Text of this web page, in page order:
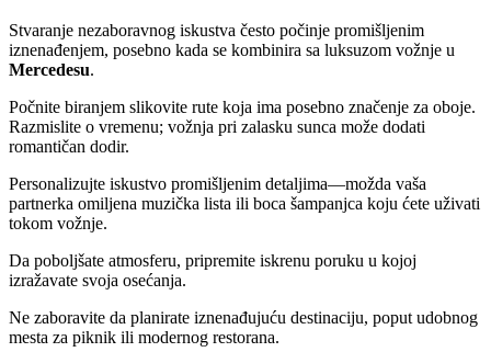
Stvaranje nezaboravnog iskustva često počinje promišljenim
iznenađenjem, posebno kada se kombinira sa luksuzom vožnje u
Mercedesu.
Počnite biranjem slikovite rute koja ima posebno značenje za oboje.
Razmislite o vremenu; vožnja pri zalasku sunca može dodati
romantičan dodir.
Personalizujte iskustvo promišljenim detaljima—možda vaša
partnerka omiljena muzička lista ili boca šampanjca koju ćete uživati
tokom vožnje.
Da poboljšate atmosferu, pripremite iskrenu poruku u kojoj
izražavate svoja osećanja.
Ne zaboravite da planirate iznenađujuću destinaciju, poput udobnog
mesta za piknik ili modernog restorana.